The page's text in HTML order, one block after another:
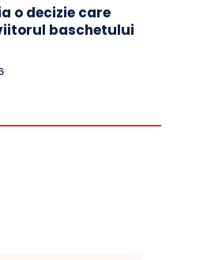
o decizie care
baschetului